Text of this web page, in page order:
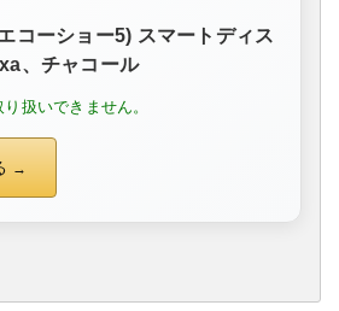
コーショー5) スマートディス
、チャコール
扱いできません。